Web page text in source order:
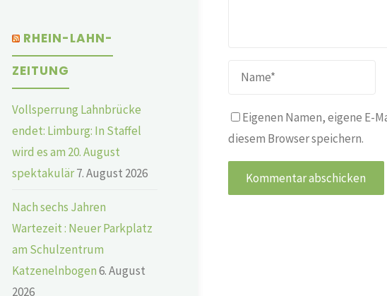
Eigenen Namen, eigene E-
diesem Browser speichern.
RHEIN-LAHN-
ZEITUNG
Vollsperrung Lahnbrücke
endet: Limburg: In Staffel
wird es am 20. August
spektakulär7. August 2026
Nach sechs Jahren
Wartezeit : Neuer Parkplatz
am Schulzentrum
Katzenelnbogen6. August
2026